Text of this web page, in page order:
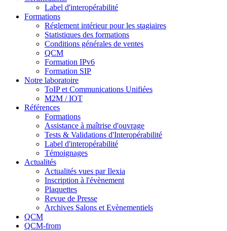
Label d'interopérabilité
Formations
Réglement intérieur pour les stagiaires
Statistiques des formations
Conditions générales de ventes
QCM
Formation IPv6
Formation SIP
Notre laboratoire
ToIP et Communications Unifiées
M2M / IOT
Références
Formations
Assistance à maîtrise d'ouvrage
Tests & Validations d'Interopérabilité
Label d'interopérabilité
Témoignages
Actualités
Actualités vues par Ilexia
Inscription à l'évènement
Plaquettes
Revue de Presse
Archives Salons et Evènementiels
QCM
QCM-from